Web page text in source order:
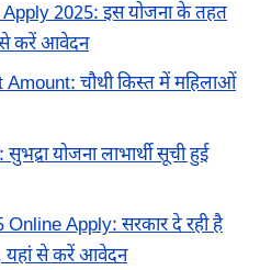
2025: इस योजना के तहत
से करें आवेदन
चौथी किस्त में महिलाओं
योजना लाभार्थी सूची हुई
Apply: सरकार दे रही है
यहां से करें आवेदन